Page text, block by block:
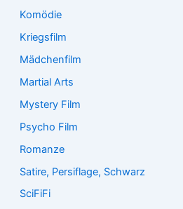
Komödie
Kriegsfilm
Mädchenfilm
Martial Arts
Mystery Film
Psycho Film
Romanze
Satire, Persiflage, Schwarz
SciFiFi